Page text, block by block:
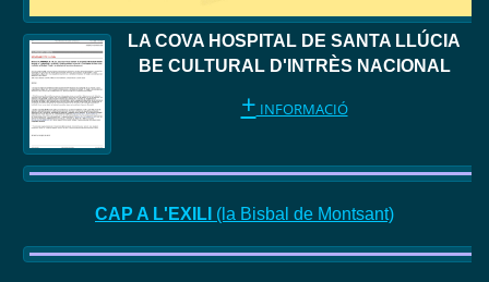
LA COVA HOSPITAL DE SANTA LLÚCIA
BE CULTURAL D'INTRÈS NACIONAL
+ INFORMACIÓ
CAP A L'EXILI (la Bisbal de Montsant)